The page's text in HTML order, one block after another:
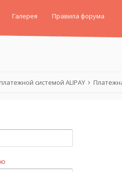
Галерея Правила форума
системой ALIPAY